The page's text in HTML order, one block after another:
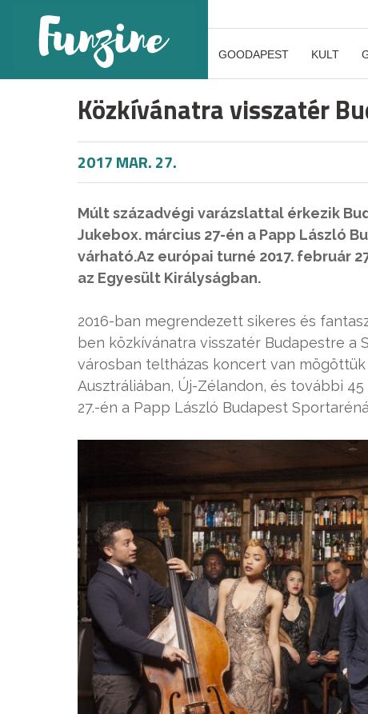
GOODAPEST KULT
Közkívánatra visszatér
2017 MAR. 27.
Múlt századvégi varázslattal érkezik
Jukebox. március 27-én a Papp László
várható.Az európai turné 2017. február
az Egyesült Királyságban.
2016-ban megrendezett sikeres és
ben közkívánatra visszatér Budapestre a
városban teltházas koncert van
Ausztráliában, Új-Zélandon, és további
27.-én a Papp László Budapest